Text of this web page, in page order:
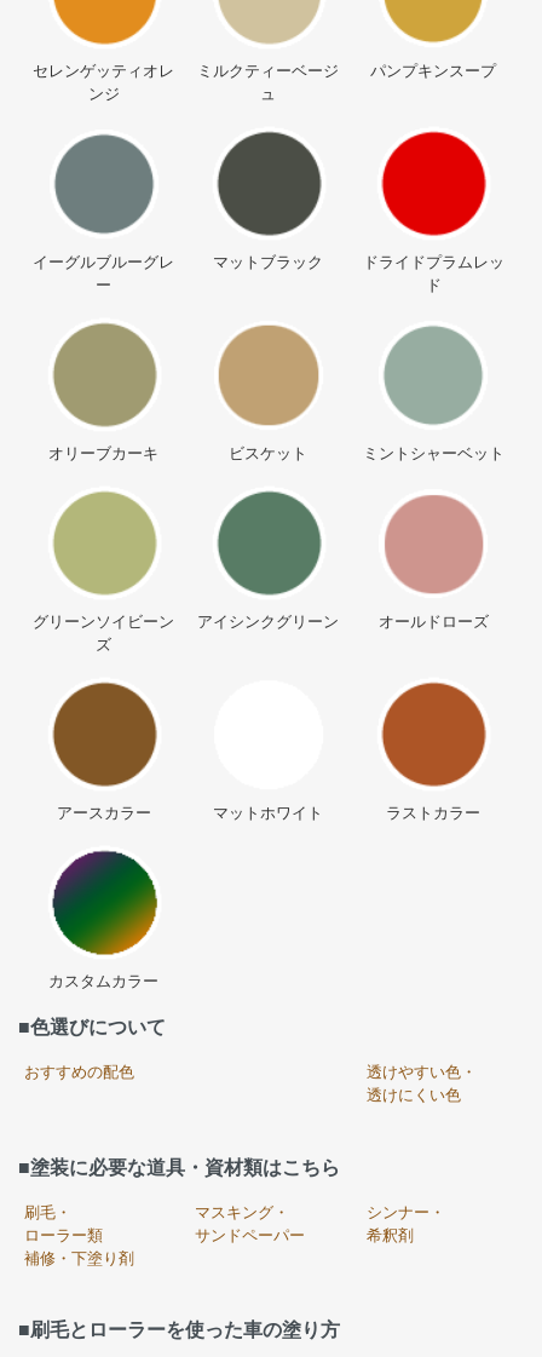
セレンゲッティオレ
ンジ
ミルクティーベージ
ュ
パンプキンスープ
イーグルブルーグレ
ー
マットブラック
ドライドプラムレッ
ド
オリーブカーキ ビスケット ミントシャーベット
グリーンソイビーン
ズ
アイシンクグリーン オールドローズ
アースカラー マットホワイト ラストカラー
カスタムカラー
■色選びについて
おすすめの配色
透けやすい色・
透けにくい色
■塗装に必要な道具・資材類はこちら
刷毛・
ローラー類
マスキング・
サンドペーパー
シンナー・
希釈剤
補修・下塗り剤
■刷毛とローラーを使った車の塗り方